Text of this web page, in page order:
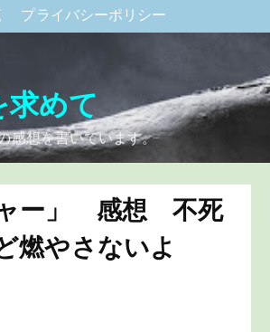
プライバシーポリシー
めて
感想を書いています。
ャー」 感想 不死
燃やさないよ